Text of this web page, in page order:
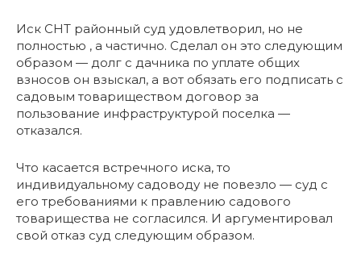
Иск СНТ районный суд удовлетворил, но не
полностью , а частично. Сделал он это следующим
образом — долг с дачника по уплате общих
взносов он взыскал, а вот обязать его подписать с
садовым товариществом договор за
пользование инфраструктурой поселка —
отказался.
Что касается встречного иска, то
индивидуальному садоводу не повезло — суд с
его требованиями к правлению садового
товарищества не согласился. И аргументировал
свой отказ суд следующим образом.